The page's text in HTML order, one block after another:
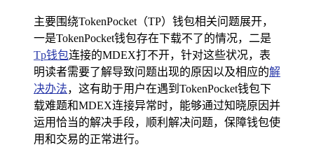
主要围绕TokenPocket（TP）钱包相关问题展开，
一是TokenPocket钱包存在下载不了的情况，二是
Tp钱包连接的MDEX打不开，针对这些状况，表
明读者需要了解导致问题出现的原因以及相应的解
决办法，这有助于用户在遇到TokenPocket钱包下
载难题和MDEX连接异常时，能够通过知晓原因并
运用恰当的解决手段，顺利解决问题，保障钱包使
用和交易的正常进行。